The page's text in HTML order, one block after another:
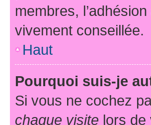
membres,
vivement conseillée.
Haut
Pourquoi suis-je
Si vous ne cochez
chaque visite lors de